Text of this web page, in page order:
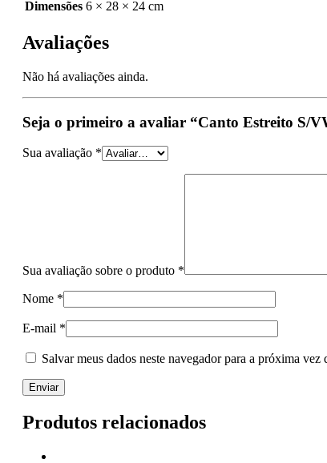
Dimensões 6 × 28 × 24 cm
Avaliações
Não há avaliações ainda.
Seja o primeiro a avaliar “Canto Estreito S/
Sua avaliação *
Sua avaliação sobre o produto *
Nome *
E-mail *
Salvar meus dados neste navegador para a próxima vez
Produtos relacionados